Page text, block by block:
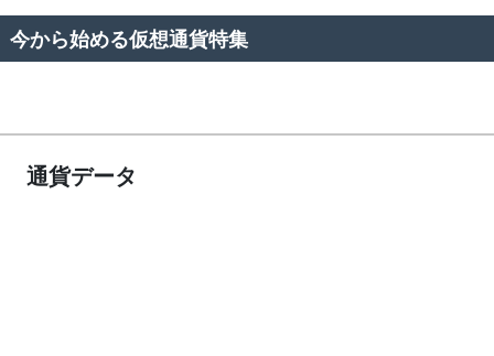
今から始める仮想通貨特集
通貨データ